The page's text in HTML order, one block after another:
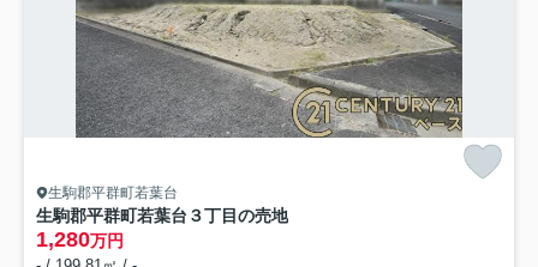
生駒郡平群町若葉台
生駒郡平群町若葉台３丁目の売地
1,280万円